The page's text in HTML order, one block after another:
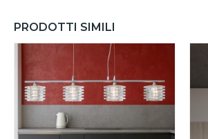
PRODOTTI SIMILI